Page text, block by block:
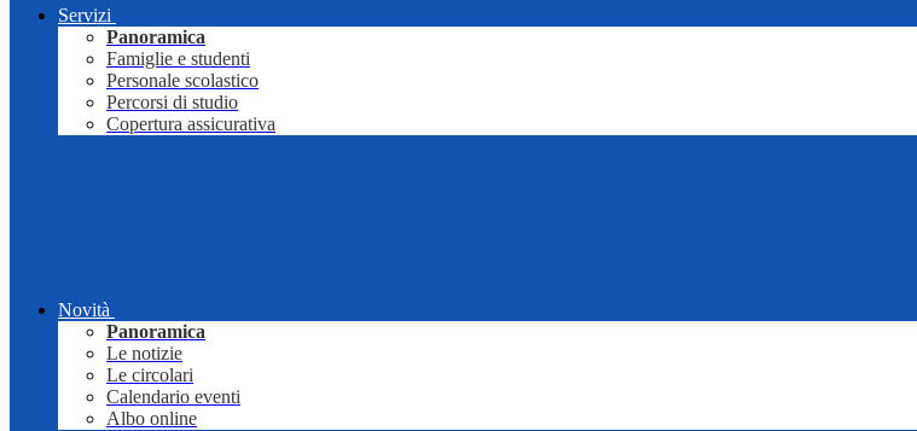
Servizi
Panoramica
Famiglie e studenti
Personale scolastico
Percorsi di studio
Copertura assicurativa
Novità
Panoramica
Le notizie
Le circolari
Calendario eventi
Albo online